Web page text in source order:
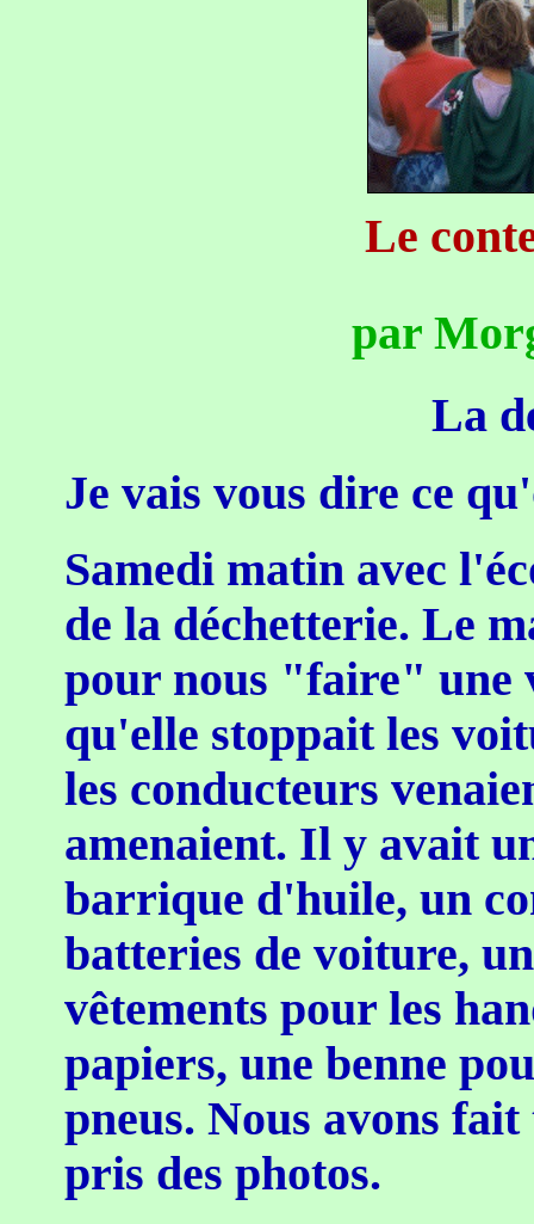
Le
par
La
Je vais vous dire ce
Samedi matin avec
de la déchetterie. Le
pour nous "faire" une
qu'elle stoppait les
les conducteurs
amenaient. Il y avait
barrique d'huile, un
batteries de voiture,
vêtements pour les
papiers, une benne
pneus. Nous avons
pris des photos.